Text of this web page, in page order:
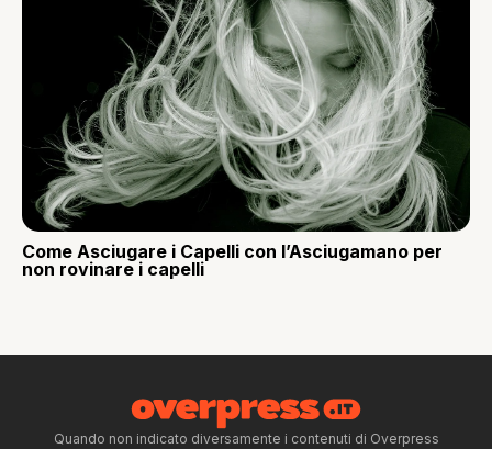
Come Asciugare i Capelli con l’Asciugamano per
non rovinare i capelli
Quando non indicato diversamente i contenuti di Overpress